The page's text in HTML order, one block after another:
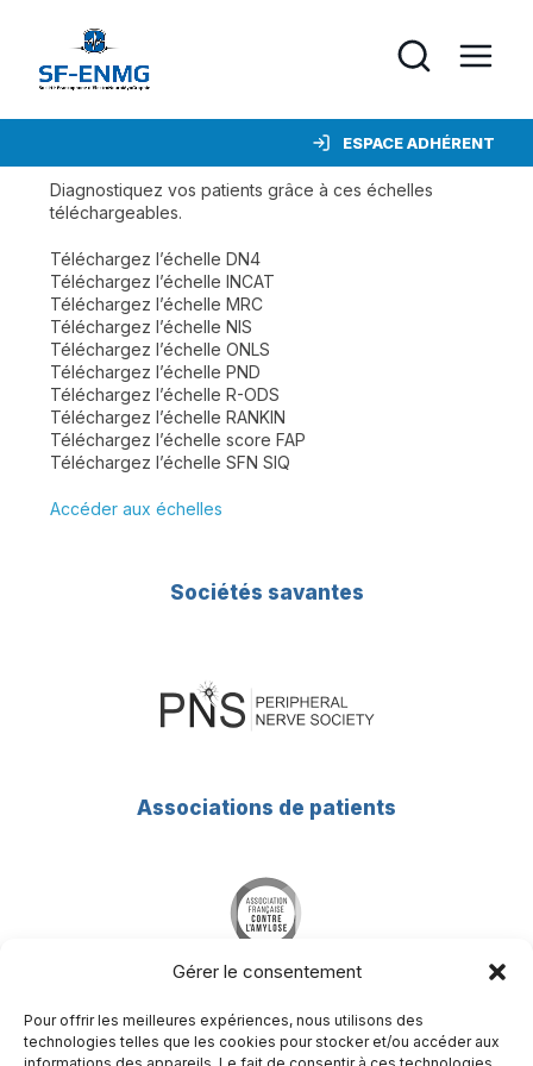
Gérer le consentement
Pour offrir les meilleures expériences, nous utilisons des
technologies telles que les cookies pour stocker et/ou accéder aux
ESPACE ADHÉRENT
Diagnostiquez vos patients grâce à ces échelles
téléchargeables.
Téléchargez l’échelle DN4
Téléchargez l’échelle INCAT
Téléchargez l’échelle MRC
Téléchargez l’échelle NIS
Téléchargez l’échelle ONLS
Téléchargez l’échelle PND
Téléchargez l’échelle R-ODS
Téléchargez l’échelle RANKIN
Téléchargez l’échelle score FAP
Téléchargez l’échelle SFN SIQ
Accéder aux échelles
Sociétés savantes
Associations de patients